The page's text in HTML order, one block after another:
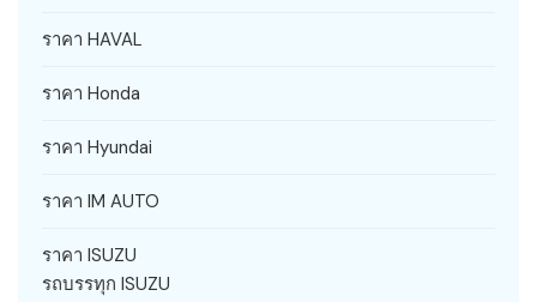
ราคา HAVAL
ราคา Honda
ราคา Hyundai
ราคา IM AUTO
ราคา ISUZU
รถบรรทุก ISUZU